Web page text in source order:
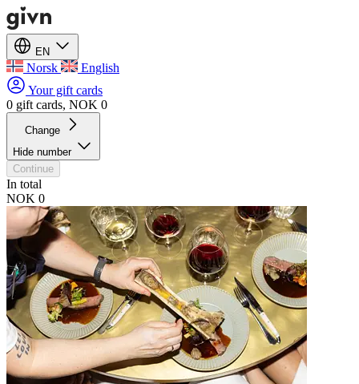
EN
Norsk
English
Your gift cards
0 gift cards, NOK 0
Change
Hide number
Continue
In total
NOK 0